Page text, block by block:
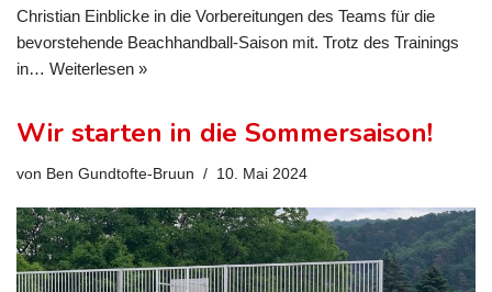
Christian Einblicke in die Vorbereitungen des Teams für die
bevorstehende Beachhandball-Saison mit. Trotz des Trainings
in… Weiterlesen »
Wir starten in die Sommersaison!
von Ben Gundtofte-Bruun 10. Mai 2024